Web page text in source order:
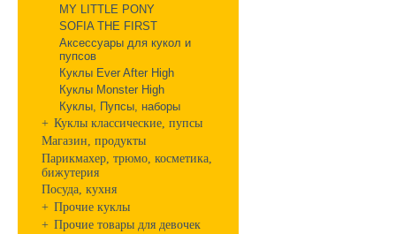
MY LITTLE PONY
SOFIA THE FIRST
Аксессуары для кукол и
пупсов
Куклы Ever After High
Куклы Monster High
Куклы, Пупсы, наборы
+ Куклы классические, пупсы
Магазин, продукты
Парикмахер, трюмо, косметика,
бижутерия
Посуда, кухня
+ Прочие куклы
+ Прочие товары для девочек